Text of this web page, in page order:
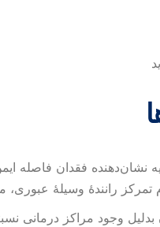
نشان‌دهنده فقدان فاصله
رانندهٔ وسیلهٔ عبوری،
وجود مراکز درمانی